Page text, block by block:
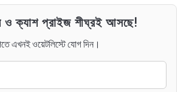
ও ক্যাশ প্রাইজ শীঘ্রই আসছে!
এখনই ওয়েটলিস্টে যোগ দিন।